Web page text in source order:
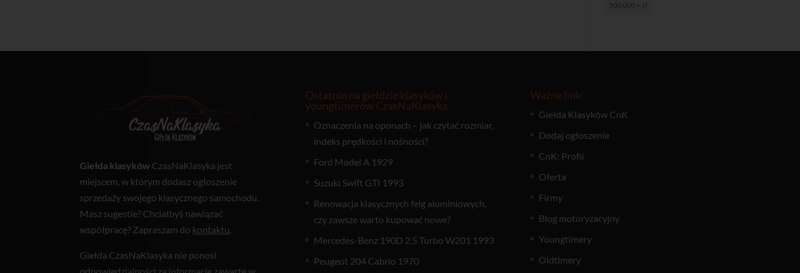
500 000 + zł
Giełda klasyków CzasNaKlasyka jest
miejscem, w którym dodasz ogłoszenie
sprzedaży swojego klasycznego samochodu.
Masz sugestie? Chciałbyś nawiązać
współpracę? Zapraszam do kontaktu.
Giełda CzasNaKlasyka nie ponosi
Ostatnio na giełdzie klasyków i
youngtimerów CzasNaKlasyka
Oznaczenia na oponach – jak czytać rozmiar,
indeks prędkości i nośności?
Ford Model A 1929
Suzuki Swift GTI 1993
Renowacja klasycznych felg aluminiowych,
czy zawsze warto kupować nowe?
Mercedes-Benz 190D 2.5 Turbo W201 1993
Peugeot 204 Cabrio 1970
Ważne linki
Giełda Klasyków CnK
Dodaj ogłoszenie
CnK: Profil
Oferta
Firmy
Blog motoryzacyjny
Youngtimery
Oldtimery